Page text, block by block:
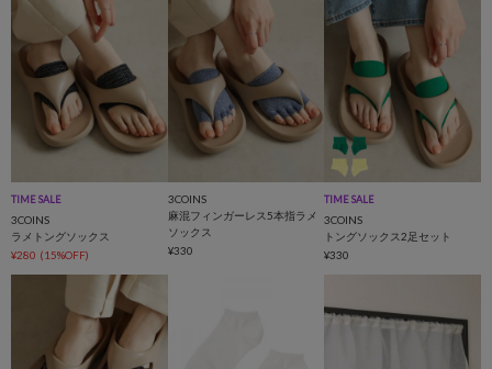
TIME SALE
3COINS
ラメトングソックス
¥280 (15%OFF)
3COINS
麻混フィンガーレス5本指ラメ
ソックス
¥330
TIME SALE
3COINS
トングソックス2足セット
¥330